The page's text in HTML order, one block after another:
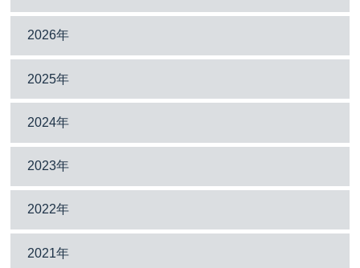
2026年
2025年
2024年
2023年
2022年
2021年